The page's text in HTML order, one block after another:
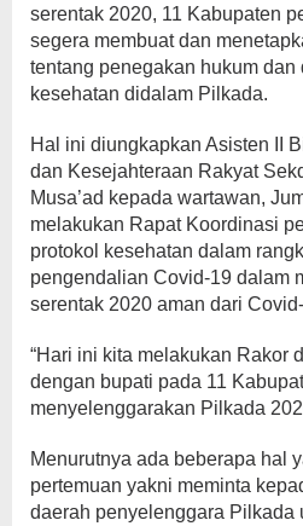
serentak 2020, 11 Kabupaten
segera membuat dan
tentang penegakan hukum dan
kesehatan didalam Pilkada.
Hal ini diungkapkan Asisten II
dan Kesejahteraan Rakyat
Musa’ad kepada wartawan,
melakukan Rapat Koordinasi
protokol kesehatan dalam
pengendalian Covid-19 dalam
serentak 2020 aman dari
“Hari ini kita melakukan Rakor
dengan bupati pada 11
menyelenggarakan Pilkada
Menurutnya ada beberapa hal
pertemuan yakni meminta
daerah penyelenggara Pilkada